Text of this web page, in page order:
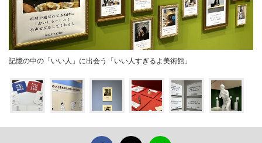
記憶の中の「いい人」に出会う「いい人すぎるよ美術館」